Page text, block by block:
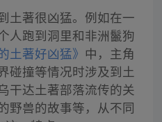
土著很凶猛。例如在一
人跑到洞里和非洲鬣狗
土著好凶猛》 中，主角
碰撞等情况时涉及到土
干达土著部落流传的关
野兽的故事等，从不同